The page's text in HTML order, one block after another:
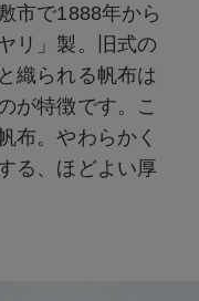
市で1888年から
リ」製。旧式の
織られる帆布は
が特徴です。こ
布。やわらかく
る、ほどよい厚